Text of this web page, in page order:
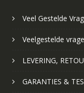
Veel Gestelde
Veelgestelde
LEVERING,
GARANTIES &